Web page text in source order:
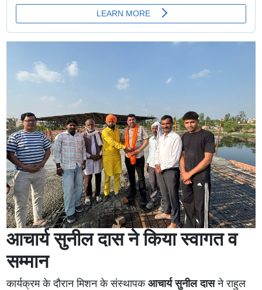
आचार्य सुनील दास ने किया स्वागत व
सम्मान
कार्यक्रम के दौरान मिशन के संस्थापकआचार्य सुनील दासने राहुल